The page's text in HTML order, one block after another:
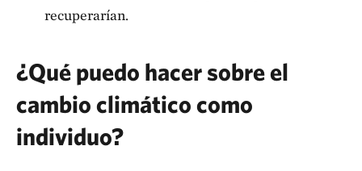
recuperarían.
¿Qué puedo hacer sobre el
cambio climático como
individuo?